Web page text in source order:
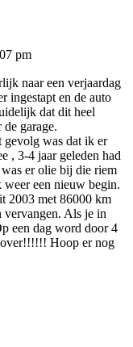
pm
naar een verjaardag
ingestapt en de auto
dat dit heel
garage.
was dat ik er
, 3-4 jaar geleden had
er olie bij die riem
weer een nieuw begin.
2003 met 86000 km
vervangen. Als je in
een dag word door 4
Hoop er nog